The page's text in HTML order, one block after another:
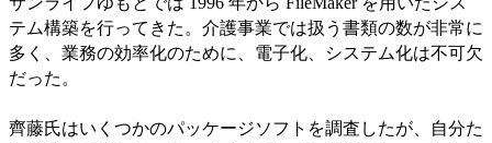
テム構築を行ってきた。介護事業では扱う書類の数が非常に
多く、業務の効率化のために、電子化、システム化は不可欠
だった。
齊藤氏はいくつかのパッケージソフトを調査したが、自分た